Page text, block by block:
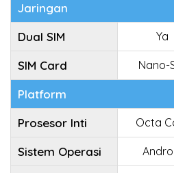
Jaringan
Dual SIM
Ya
SIM Card Nano-
Platform
Prosesor Inti
Octa
Sistem Operasi